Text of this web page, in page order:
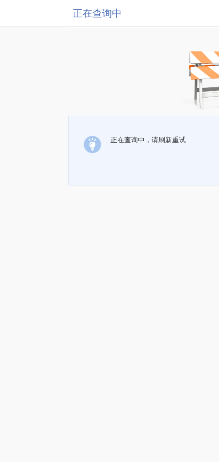
正在查询中
正在查询中，请刷新重试